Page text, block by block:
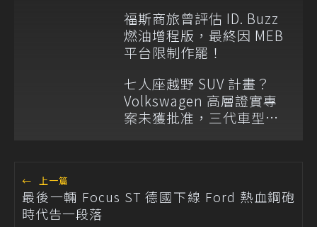
福斯商旅曾評估 ID. Buzz
燃油增程版，最終因 MEB
平台限制作罷！
七人座越野 SUV 計畫？
Volkswagen 高層證實專
案未獲批准，三代車型不
← 上一篇
最後一輛 Focus ST 德國下線 Ford 熱血鋼砲
時代告一段落